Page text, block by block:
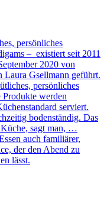
persönliches
– existiert seit 2011
2020 von
Gsellmann geführt.
persönliches
werden
serviert.
bodenständig. Das
Küche, sagt man, …
auch familiärer,
der den Abend zu
lässt.